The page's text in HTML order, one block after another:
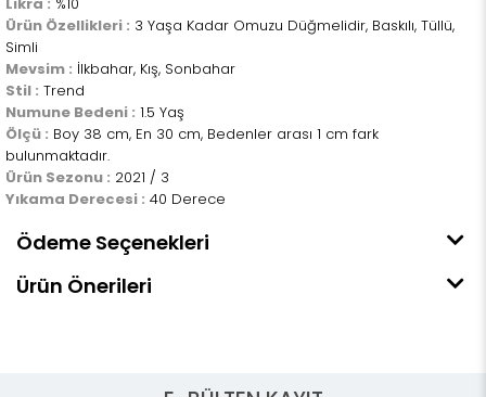
Likra : %10
Ürün Özellikleri : 3 Yaşa Kadar Omuzu Düğmelidir, Baskılı, Tüllü,
Simli
Mevsim : İlkbahar, Kış, Sonbahar
Stil : Trend
Numune Bedeni : 1.5 Yaş
Ölçü : Boy 38 cm, En 30 cm, Bedenler arası 1 cm fark
bulunmaktadır.
Ürün Sezonu : 2021 / 3
Yıkama Derecesi : 40 Derece
Ödeme Seçenekleri
Ürün Önerileri